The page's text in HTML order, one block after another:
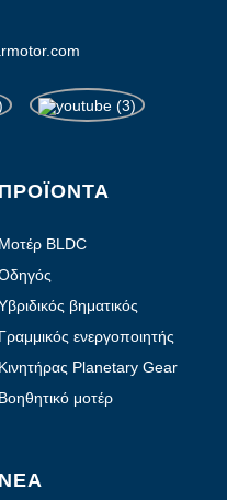
ΠΡΟΪΟΝΤΑ
Μοτέρ BLDC
βηματικός
κινητήρας
Γραμμικός ενεργοποιητής
Κινητήρας Planetary Gear
Βοηθητικό μοτέρ
ΝΈΑ